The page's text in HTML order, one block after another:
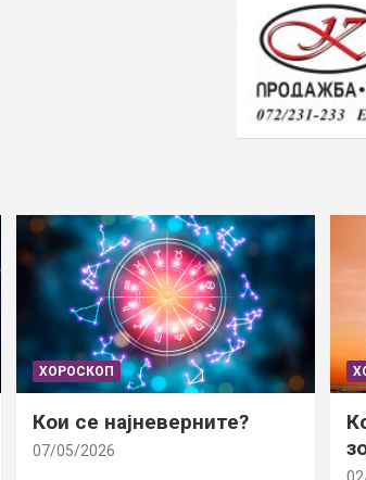
ХОРОСКОП
Кои се најневерните?
07/05/2026